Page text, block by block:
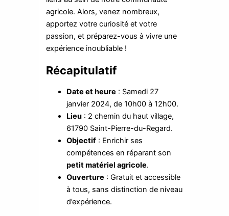
agricole. Alors, venez nombreux,
apportez votre curiosité et votre
passion, et préparez-vous à vivre une
expérience inoubliable !
Récapitulatif
Date et heure : Samedi 27
janvier 2024, de 10h00 à 12h00.
Lieu : 2 chemin du haut village,
61790 Saint-Pierre-du-Regard.
Objectif : Enrichir ses
compétences en réparant son
petit matériel agricole.
Ouverture : Gratuit et accessible
à tous, sans distinction de niveau
d’expérience.